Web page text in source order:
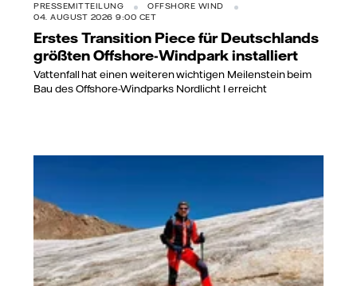
PRESSEMITTEILUNG
OFFSHORE WIND
04. AUGUST 2026 9:00 CET
Erstes Transition Piece für Deutschlands
größten Offshore-Windpark installiert
Vattenfall hat einen weiteren wichtigen Meilenstein beim
Bau des Offshore-Windparks Nordlicht I erreicht